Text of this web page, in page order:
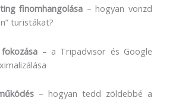
finomhangolása – hogyan vonzd
turistákat?
– a Tripadvisor és Google
– hogyan tedd zöldebbé a